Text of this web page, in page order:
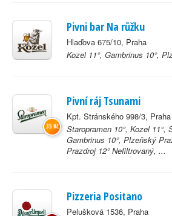
Pivni bar Na růžku
Hlaďova 675/10, Praha
Kozel 11°, Gambrinus 10°,
Pivní ráj Tsunami
Kpt. Stránského 998/3, Praha
Staropramen 10°, Kozel 11°,
Gambrinus 10°, Plzeňský
Prazdroj 12° Nefiltrovaný, ...
35 Kč
Pizzeria Positano
Pelušková 1536, Praha